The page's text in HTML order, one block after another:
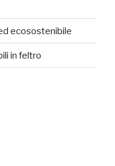
ecosostenibile
in feltro